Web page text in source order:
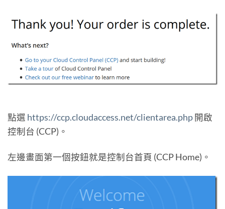
點選 https://ccp.cloudaccess.net/clientarea.php 開啟
控制台 (CCP)。
左邊畫面第一個按鈕就是控制台首頁 (CCP Home)。